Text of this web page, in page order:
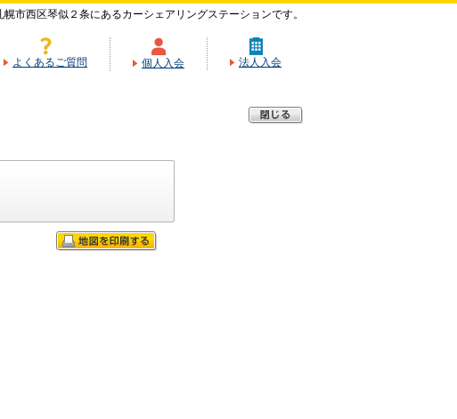
市西区琴似２条にあるカーシェアリングステーションです。
よくあるご質問 個人入会 法人入会